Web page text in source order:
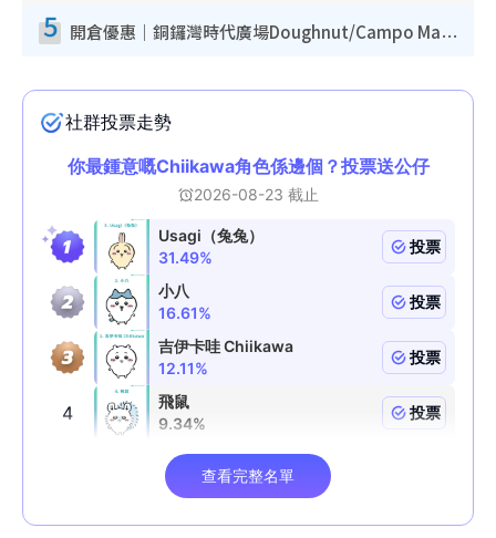
5 開倉優惠｜銅鑼灣時代廣場Doughnut/Campo Marzio開倉低至1折！背囊、書包、手袋劈價$200起